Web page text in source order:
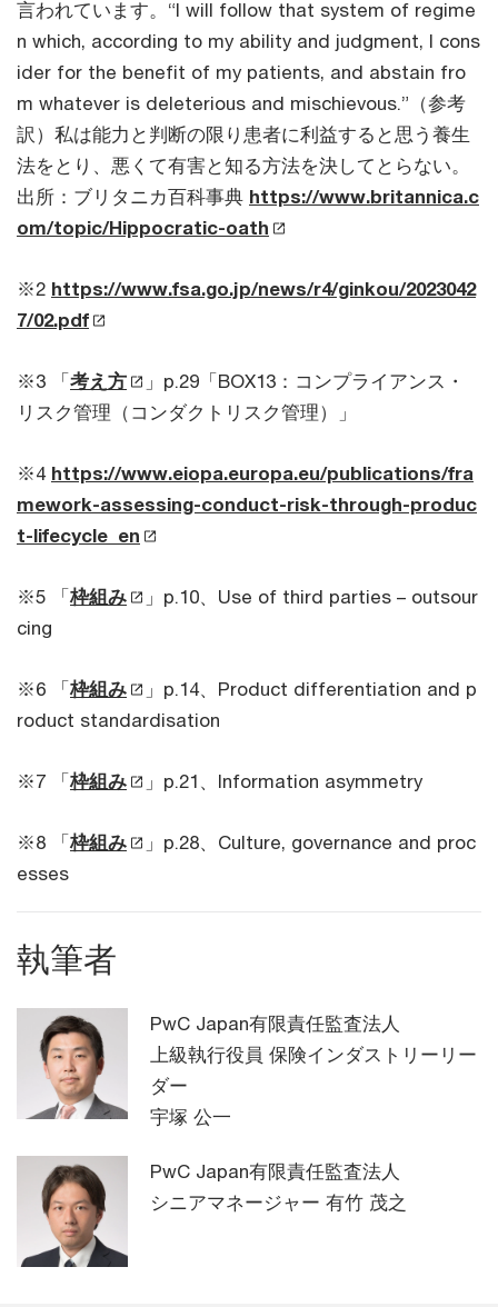
言われています。“I will follow that system of regime
n which, according to my ability and judgment, I cons
ider for the benefit of my patients, and abstain fro
m whatever is deleterious and mischievous.”（参考
訳）私は能力と判断の限り患者に利益すると思う養生
法をとり、悪くて有害と知る方法を決してとらない。
出所：ブリタニカ百科事典 https://www.britannica.c
om/topic/Hippocratic-oath
※2 https://www.fsa.go.jp/news/r4/ginkou/2023042
7/02.pdf
※3 「考え方
」p.29「BOX13：コンプライアンス・
リスク管理（コンダクトリスク管理）」
※4 https://www.eiopa.europa.eu/publications/fra
mework-assessing-conduct-risk-through-produc
t-lifecycle_en
※5 「枠組み
」p.10、Use of third parties – outsour
cing
※6 「枠組み
」p.14、Product differentiation and p
roduct standardisation
※7 「枠組み 」p.21、Information asymmetry
※8 「枠組み
」p.28、Culture, governance and proc
esses
執筆者
PwC Japan有限責任監査法人
上級執行役員 保険インダストリーリー
ダー
宇塚 公一
PwC Japan有限責任監査法人
シニアマネージャー 有竹 茂之